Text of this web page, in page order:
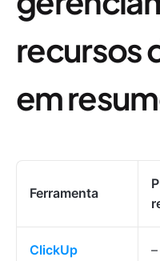
recursos
em
Ferramenta
ClickUp